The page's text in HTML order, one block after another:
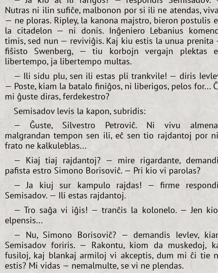
Nutras ni ilin sufiĉe, malbonon por si ili ne atendas,
— ne ploras. Ripley, la kanona majstro, bieron postulis
la citadelon — ni donis. Inĝeniero Lebanius
timis, sed nun — reviviĝis. Kaj kiu estis la unua prenita
fiŝisto Swenberg, — tiu korbojn vergajn plektas
libertempo, ja libertempo multas.
— Ili sidu plu, sen ili estas pli trankvile! — diris
— Poste, kiam la batalo finiĝos, ni liberigos, pelos for...
mi ĝuste diras, ferdekestro?
Semisadov levis la kapon, subridis:
— Ĝuste, Silvestro Petroviĉ. Ni vivu
malgrandan tempon sen ili, eĉ sen tio rajdantoj por
frato ne kalkuleblas...
— Kiaj tiaj rajdantoj? — mire rigardante,
pafista estro Simono Borisoviĉ. — Pri kio vi parolas?
— Ja kiuj sur kampulo rajdas! — firme
Semisadov. — Ili estas rajdantoj.
— Tro saĝa vi iĝis! — tranĉis la kolonelo. — Jen
elpensis...
— Nu, Simono Borisoviĉ? — demandis Ievlev,
Semisadov foriris. — Rakontu, kiom da muskedoj,
fusiloj, kaj blankaj armiloj vi akceptis, dum mi ĉi tie
estis? Mi vidas — nemalmulte, se vi ne plendas.